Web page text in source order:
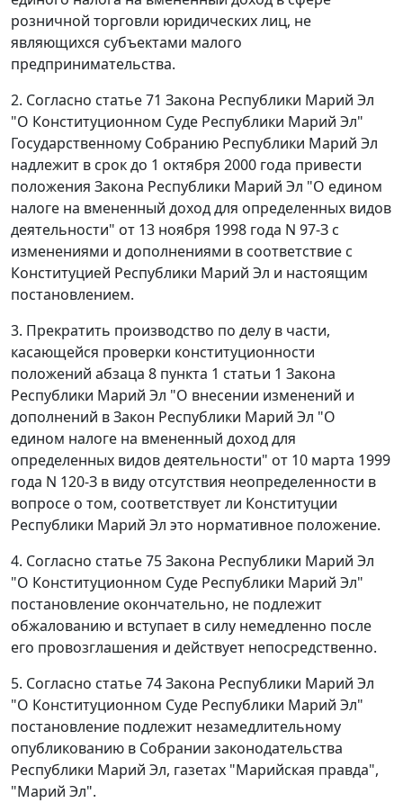
розничной торговли юридических лиц, не
являющихся субъектами малого
предпринимательства.
2. Согласно статье 71 Закона Республики Марий Эл
"О Конституционном Суде Республики Марий Эл"
Государственному Собранию Республики Марий Эл
надлежит в срок до 1 октября 2000 года привести
положения Закона Республики Марий Эл "О едином
налоге на вмененный доход для определенных видов
деятельности" от 13 ноября 1998 года N 97-З с
изменениями и дополнениями в соответствие с
Конституцией Республики Марий Эл и настоящим
постановлением.
3. Прекратить производство по делу в части,
касающейся проверки конституционности
положений абзаца 8 пункта 1 статьи 1 Закона
Республики Марий Эл "О внесении изменений и
дополнений в Закон Республики Марий Эл "О
едином налоге на вмененный доход для
определенных видов деятельности" от 10 марта 1999
года N 120-З в виду отсутствия неопределенности в
вопросе о том, соответствует ли Конституции
Республики Марий Эл это нормативное положение.
4. Согласно статье 75Закона Республики Марий Эл
"О Конституционном Суде Республики Марий Эл"
постановление окончательно, не подлежит
обжалованию и вступает в силу немедленно после
его провозглашения и действует непосредственно.
5. Согласно статье 74Закона Республики Марий Эл
"О Конституционном Суде Республики Марий Эл"
постановление подлежит незамедлительному
опубликованию в Собрании законодательства
Республики Марий Эл, газетах "Марийская правда",
"Марий Эл".